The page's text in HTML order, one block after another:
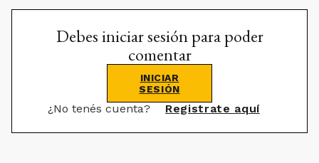
Debes iniciar sesión para poder
comentar
INICIAR
SESIÓN
¿No tenés cuenta? Registrate aquí